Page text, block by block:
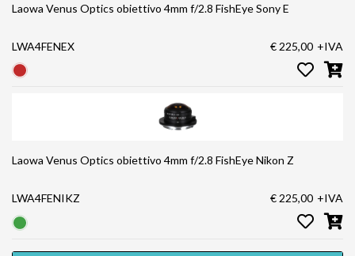
Laowa Venus Optics obiettivo 4mm f/2.8 FishEye Sony E
LWA4FENEX € 225,00 +IVA
Laowa Venus Optics obiettivo 4mm f/2.8 FishEye Nikon Z
LWA4FENIKZ € 225,00 +IVA